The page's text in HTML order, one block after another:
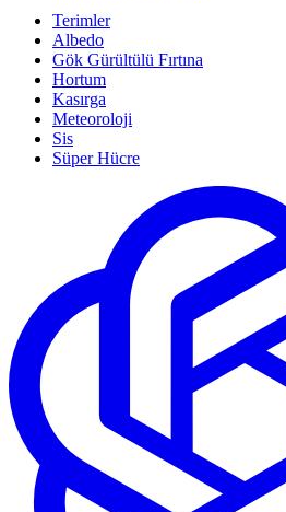
Terimler
Albedo
Gök Gürültülü Fırtına
Hortum
Kasırga
Meteoroloji
Sis
Süper Hücre